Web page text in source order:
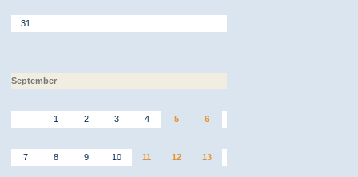
31
September
1 2 3 4 5 6
7 8 9 10 11 12 13